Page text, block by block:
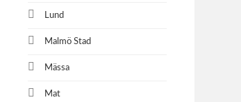
Lund
Malmö Stad
Mässa
Mat